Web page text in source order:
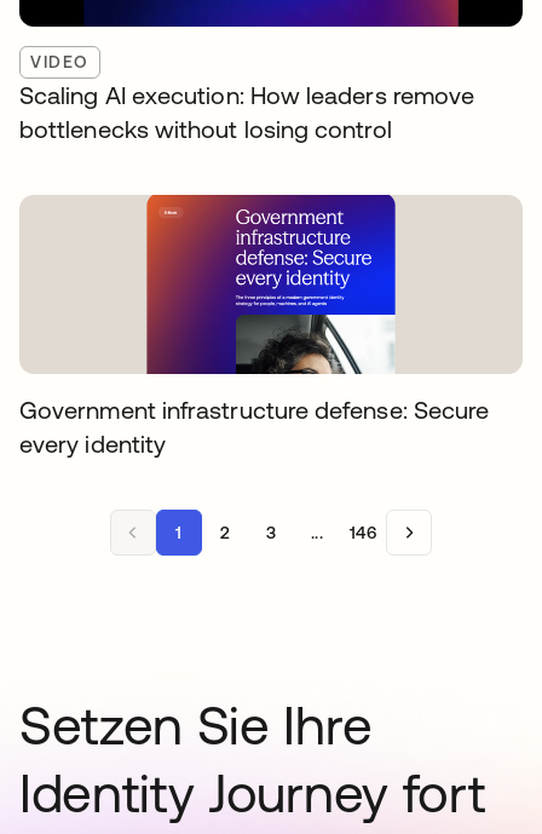
VIDEO
Scaling AI execution: How leaders remove
bottlenecks without losing control
Government infrastructure defense: Secure
every identity
1 2 3 ... 146
Setzen Sie Ihre
Identity Journey fort